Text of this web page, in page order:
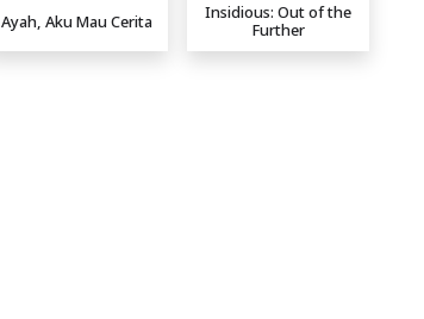
Ayah, Aku Mau Cerita
Insidious: Out of the
Further